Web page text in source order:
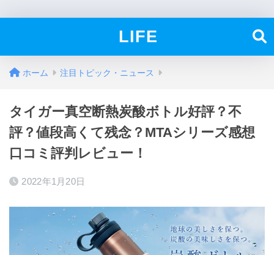
LIFE
ホーム 注目トピック・ニュース
タイガー真空断熱炭酸ボトル好評？不
評？値段高くて残念？MTAシリーズ感想
口コミ評判レビュー！
2022年1月20日